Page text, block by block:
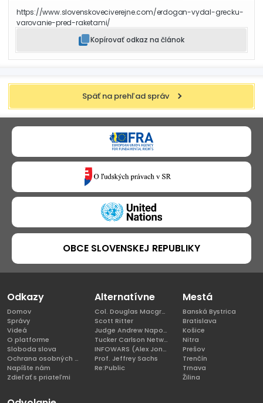
https://www.slovenskoveciverejne.com/erdogan-vydal-grecku-
varovanie-pred-raketami/
Kopírovať odkaz na článok
Späť na prehľad správ
OBCE SLOVENSKEJ REPUBLIKY
Odkazy
Domov
Správy
Videá
O platforme
Sloboda slova
Ochrana osobných údajov
Napíšte nám
Zdieľať s priateľmi
Alternatívne
Col. Douglas Macgregor, Ph.D
Scott Ritter
Judge Andrew Napolitano
Tucker Carlson Network
INFOWARS (Alex Jones)
Prof. Jeffrey Sachs
Re:Public
Mestá
Banská Bystrica
Bratislava
Košice
Nitra
Prešov
Trenčín
Trnava
Žilina